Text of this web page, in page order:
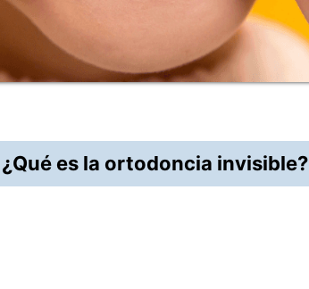
¿Qué es la ortodoncia invisible?